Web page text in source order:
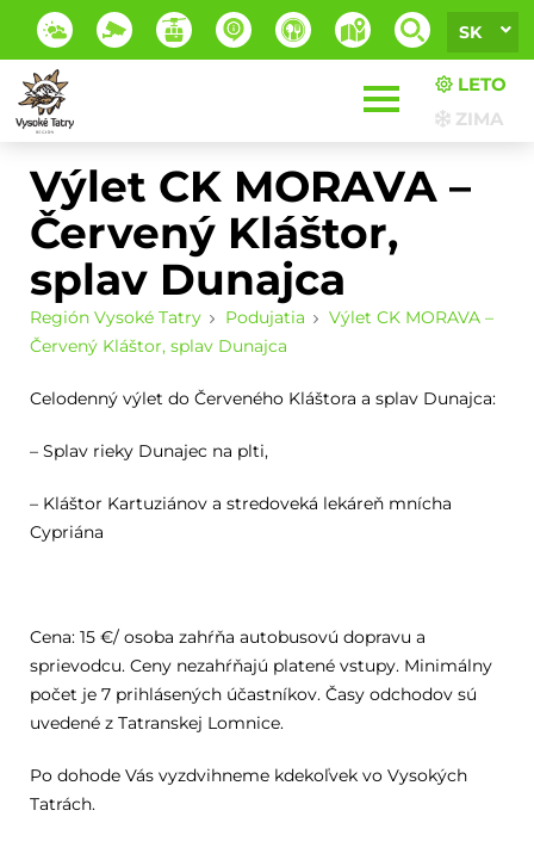
SK
LETO
ZIMA
Výlet CK MORAVA –
Červený Kláštor,
splav Dunajca
Región Vysoké Tatry Podujatia
Výlet CK MORAVA –
Červený Kláštor, splav Dunajca
Celodenný výlet do Červeného Kláštora a splav Dunajca:
– Splav rieky Dunajec na plti,
– Kláštor Kartuziánov a stredoveká lekáreň mnícha
Cypriána
Cena: 15 €/ osoba zahŕňa autobusovú dopravu a
sprievodcu. Ceny nezahŕňajú platené vstupy. Minimálny
počet je 7 prihlásených účastníkov. Časy odchodov sú
uvedené z Tatranskej Lomnice.
Po dohode Vás vyzdvihneme kdekoľvek vo Vysokých
Tatrách.